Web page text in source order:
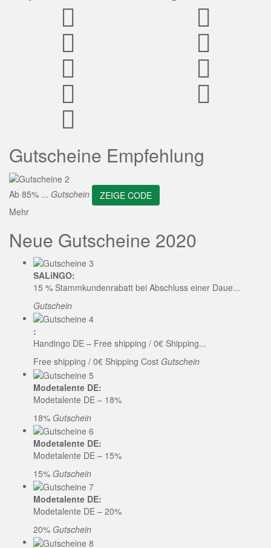
Gutscheine Empfehlung
Ab 85% ... Gutschein
ZEIGE CODE
Mehr
Neue Gutscheine 2020
SALiNGO:
15 % Stammkundenrabatt bei Abschluss einer Daue...
Gutschein
:
Handingo DE – Free shipping / 0€ Shipping...
Free shipping / 0€ Shipping Cost Gutschein
Modetalente DE:
Modetalente DE – 18%
18% Gutschein
Modetalente DE:
Modetalente DE – 15%
15% Gutschein
Modetalente DE:
Modetalente DE – 20%
20% Gutschein